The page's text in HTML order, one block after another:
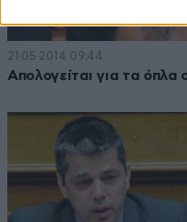
21·05·2014 09:44
Απολογείται για τα